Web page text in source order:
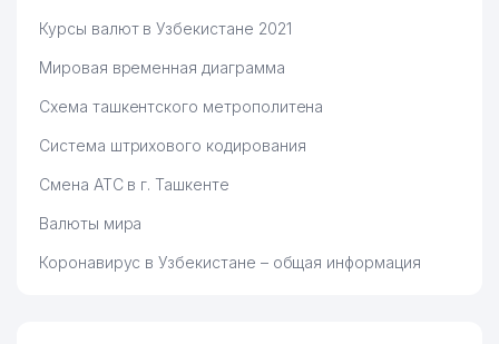
Курсы валют в Узбекистане 2021
Мировая временная диаграмма
Схема ташкентского метрополитена
Система штрихового кодирования
Смена АТС в г. Ташкенте
Валюты мира
Коронавирус в Узбекистане – общая информация